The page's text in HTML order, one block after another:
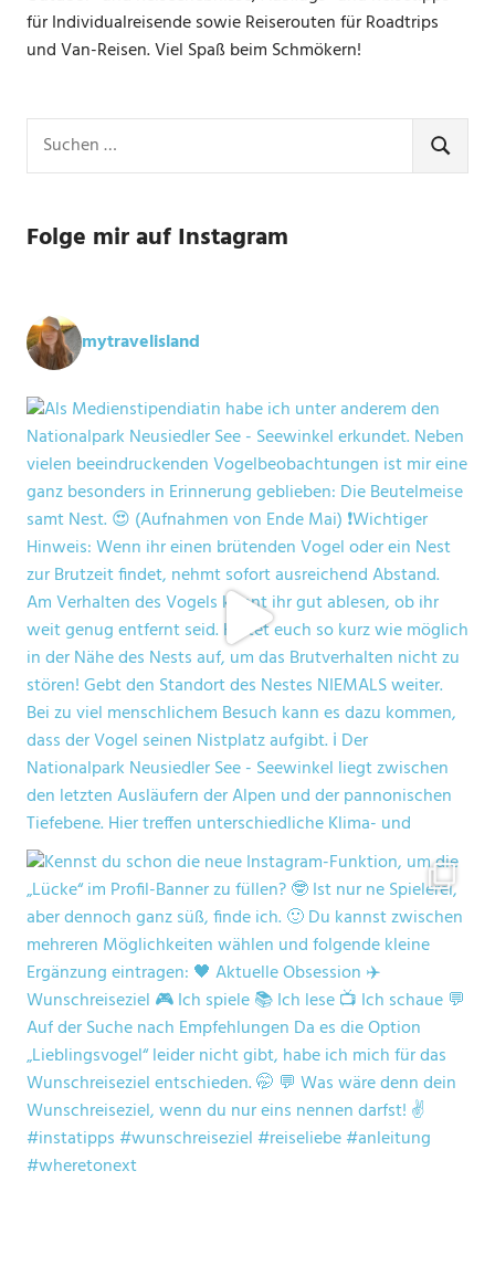
für Individualreisende sowie Reiserouten für Roadtrips
und Van-Reisen. Viel Spaß beim Schmökern!
nach:
SUCHEN
Folge mir auf Instagram
mytravelisland